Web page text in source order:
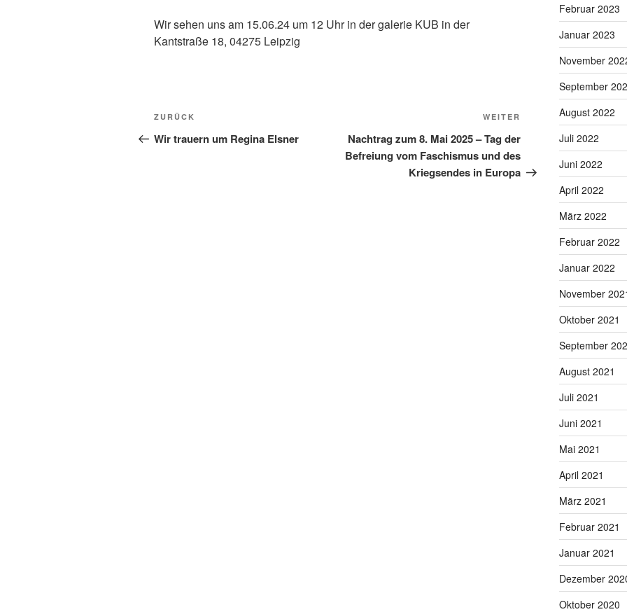
Wir sehen uns am 15.06.24 um 12 Uhr in der galerie KUB in der
Kantstraße 18, 04275 Leipzig
Beitragsnavigation
Vorheriger
Beitrag
ZURÜCK
Wir trauern um Regina Elsner
Nächster
Beitrag
WEITER
Nachtrag zum 8. Mai 2025 – Tag der
Befreiung vom Faschismus und des
Kriegsendes in Europa
Februar 2023
Januar 2023
November
September
August 2022
Juli 2022
Juni 2022
April 2022
März 2022
Februar 2022
Januar 2022
November
Oktober 2021
September
August 2021
Juli 2021
Juni 2021
Mai 2021
April 2021
März 2021
Februar 2021
Januar 2021
Dezember
Oktober 2020